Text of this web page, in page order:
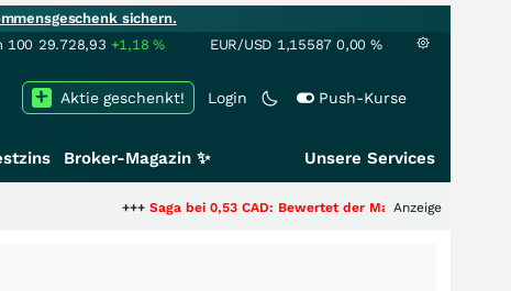
sichern.
100 29.728,93 +1,18% EUR/USD 1,15587 0,00 %
Login Push-Kurse
Aktie geschenkt!
Broker-Magazin ✨ Unsere Services
Saga bei 0,53 CAD: Bewertet der Markt noch immer nur die Hälfte
Anzeige